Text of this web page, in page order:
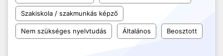
Szakiskola / szakmunkás képző
Nem szükséges nyelvtudás Általános Beosztott